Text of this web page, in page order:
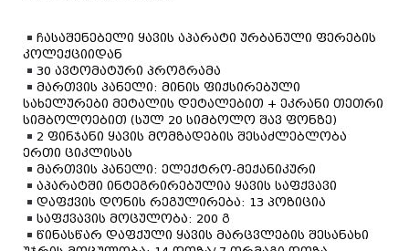
ჩასაშენებელი ყავის აპარატი ურბანული ფერების
კოლექციიდან
30 ავტომატური პროგრამა
მართვის პანელი: მინის ფიქსირებული
სახელურები მეტალის დეტალებით + ეკრანი თეთრი
სიმბოლოებით (სულ 20 სიმბოლო შავ ფონზე)
2 ფინჯანი ყავის მომზადების შესაძლებლობა
ერთი ციკლისას
მართვის პანელი: ელექტრო-მექანიკური
აპარატში ინტეგრირებულია ყავის საფქვავი
დაფქვის დონის რეგულირება: 13 პოზიცია
საფქვავის მოცულობა: 200 გ
წინასწარ დაფქული ყავის მარცვლების შესანახი